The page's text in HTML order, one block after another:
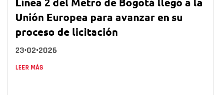
Unión Europea para avanzar en su
proceso de licitación
23•02•2026
LEER MÁS